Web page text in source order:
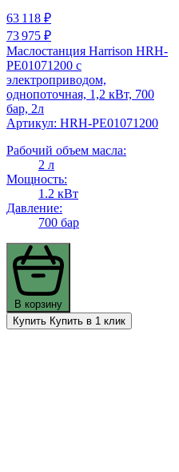
63 118 ₽
73 975 ₽
Маслостанция Harrison HRH-
PE01071200 с
электроприводом,
однопоточная, 1,2 кВт, 700
бар, 2л
Артикул: HRH-PE01071200
Рабочий объем масла:
2 л
Мощность:
1.2 кВт
Давление:
700 бар
В корзину
Купить Купить в 1 клик